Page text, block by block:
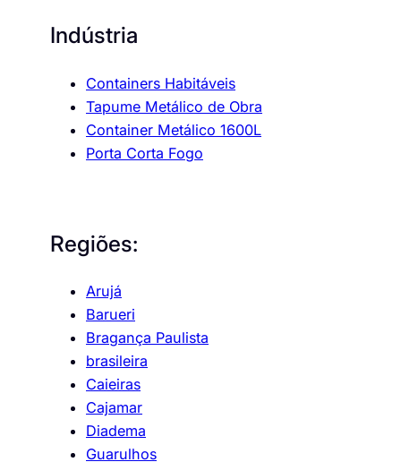
Indústria
Containers Habitáveis
Tapume Metálico de Obra
Container Metálico 1600L
Porta Corta Fogo
Regiões:
Arujá
Barueri
Bragança Paulista
brasileira
Caieiras
Cajamar
Diadema
Guarulhos